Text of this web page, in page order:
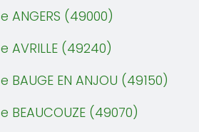
(49000)
(49240)
EN ANJOU (49150)
(49070)